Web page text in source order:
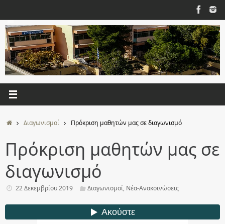
περιεχόμενο
Αρχική
Διαγωνισμοί Πρόκριση μαθητών μας σε διαγωνισμό
Πρόκριση μαθητών μας σε
διαγωνισμό
22 Δεκεμβρίου 2019 Διαγωνισμοί, Νέα-Ανακοινώσεις